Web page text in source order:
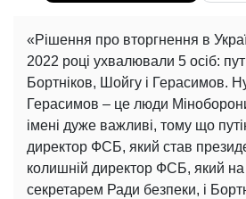
«Рішення про вторгнення в
2022 році ухвалювали 5 осіб:
Бортніков, Шойгу і Герасимов.
Герасимов – це люди
імені дуже важливі, тому що
директор ФСБ, який став
колишній директор ФСБ, який
секретарем Ради безпеки, і